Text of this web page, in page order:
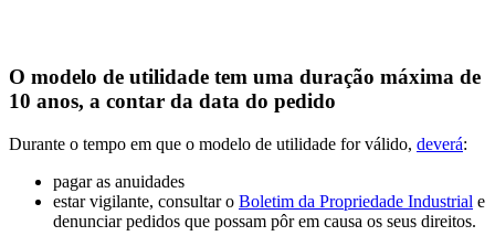
O modelo de utilidade tem uma duração máxima de
10 anos, a contar da data do pedido
Durante o tempo em que o modelo de utilidade for válido, deverá:
pagar as anuidades
estar vigilante, consultar o Boletim da Propriedade Industrial e
denunciar pedidos que possam pôr em causa os seus direitos.